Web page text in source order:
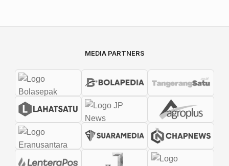
MEDIA PARTNERS